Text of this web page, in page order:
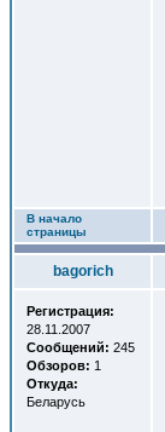
В начало
страницы
bagorich
Регистрация:
28.11.2007
Сообщений: 245
Обзоров: 1
Откуда:
Беларусь